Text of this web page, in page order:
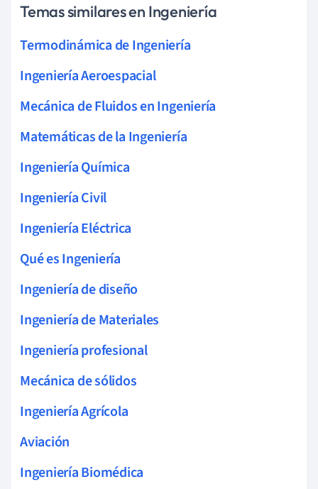
Temas similares en Ingeniería
Termodinámica de Ingeniería
Ingeniería Aeroespacial
Mecánica de Fluidos en Ingeniería
Matemáticas de la Ingeniería
Ingeniería Química
Ingeniería Civil
Ingeniería Eléctrica
Qué es Ingeniería
Ingeniería de diseño
Ingeniería de Materiales
Ingeniería profesional
Mecánica de sólidos
Ingeniería Agrícola
Aviación
Ingeniería Biomédica